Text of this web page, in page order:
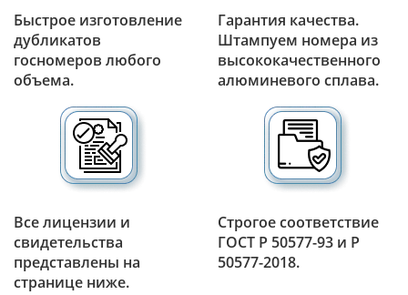
Быстрое изготовление
дубликатов
госномеров любого
объема.
Гарантия качества.
Штампуем номера из
высококачественного
алюминевого сплава.
Все лицензии и
свидетельства
представлены на
странице ниже.
Строгое соответствие
ГОСТ Р 50577-93 и Р
50577-2018.